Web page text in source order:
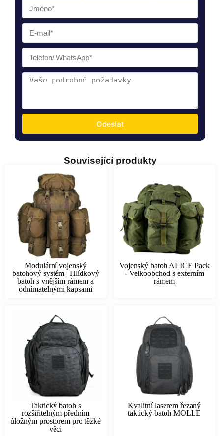
Odeslat
Související produkty
Modulární vojenský
batohový systém | Hlídkový
batoh s vnějším rámem a
odnímatelnými kapsami
Vojenský batoh ALICE Pack
- Velkoobchod s externím
rámem
Taktický batoh s
rozšiřitelným předním
úložným prostorem pro těžké
věci
Kvalitní laserem řezaný
taktický batoh MOLLE